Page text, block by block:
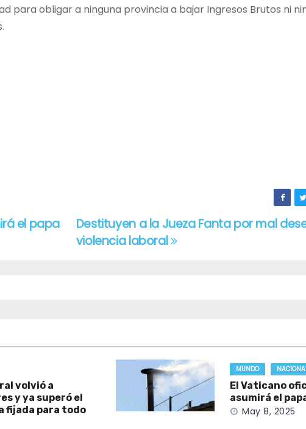
para obligar a ninguna provincia a bajar Ingresos Brutos ni
Destituyen a la Jueza Fanta por mal
violencia laboral
el papa
volvió a
y ya superó el
fijada para todo
MUNDO
El Vaticano
asumirá el
May 8, 2025